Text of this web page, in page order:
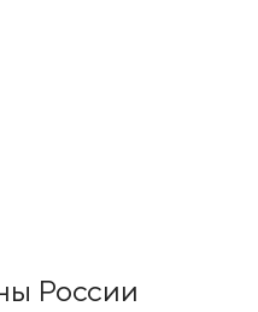
России